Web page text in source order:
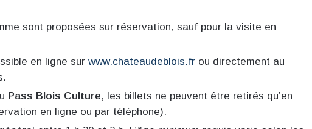
sont proposées sur réservation, sauf pour la visite en
en ligne sur www.chateaudeblois.fr ou directement au
Pass Blois Culture, les billets ne peuvent être retirés qu’en
en ligne ou par téléphone).